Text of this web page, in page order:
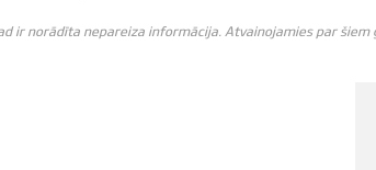
ir norādīta nepareiza informācija. Atvainojamies par